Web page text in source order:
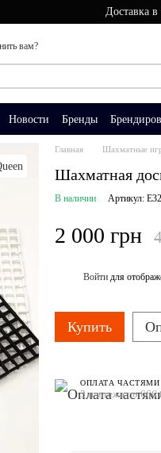
Доставка
вам?
Новости Бренды
Главная Шахматные
Шахматная
В наличии Артикул:
2 000 грн
Войти для
Купить
ОПЛАТА ЧАСТЯМИ
3 платежа по